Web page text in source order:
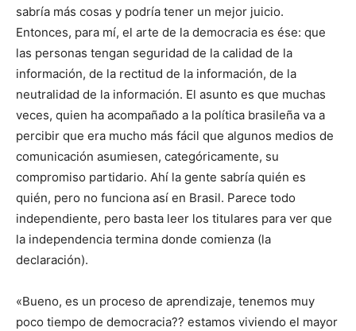
sabría más cosas y podría tener un mejor juicio.
Entonces, para mí, el arte de la democracia es ése: que
las personas tengan seguridad de la calidad de la
información, de la rectitud de la información, de la
neutralidad de la información. El asunto es que muchas
veces, quien ha acompañado a la política brasileña va a
percibir que era mucho más fácil que algunos medios de
comunicación asumiesen, categóricamente, su
compromiso partidario. Ahí la gente sabría quién es
quién, pero no funciona así en Brasil. Parece todo
independiente, pero basta leer los titulares para ver que
la independencia termina donde comienza (la
declaración).
«Bueno, es un proceso de aprendizaje, tenemos muy
poco tiempo de democracia?? estamos viviendo el mayor